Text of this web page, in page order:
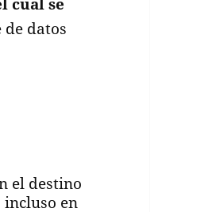
de datos
el destino
incluso en